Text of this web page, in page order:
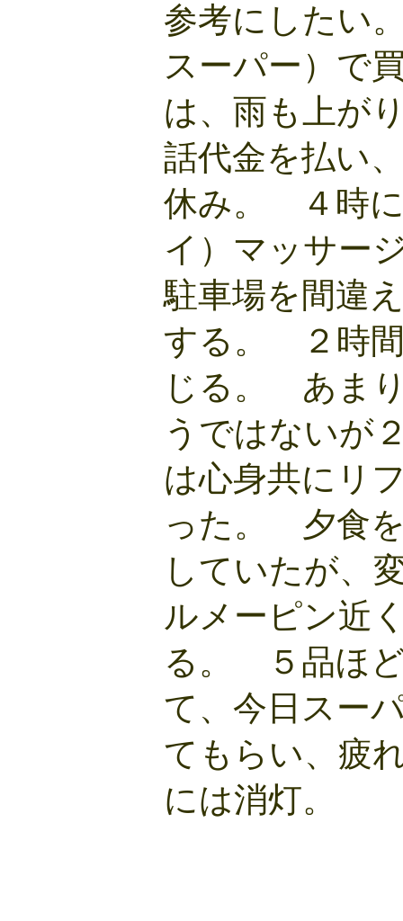
参考にしたい
スーパー）で
は、雨も上が
話代金を払い
休み。 ４時
イ）マッサー
駐車場を間違
する。 ２時
じる。 あま
うではないが
は心身共にリ
った。 夕食
していたが、
ルメーピン近
る。 ５品ほ
て、今日スー
てもらい、疲
には消灯。